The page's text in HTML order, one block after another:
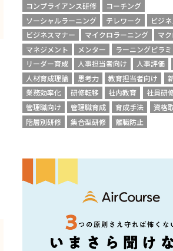
コンプライアンス研修
コーチング
ソーシャルラーニング
テレワーク
ビジ
ビジネスマナー
マイクロラーニング
マ
マネジメント
メンター
ラーニングピラ
リーダー育成
人事担当者向け 人事評価
人材育成理論
思考力 教育担当者向け
業務効率化
研修転移 社内教育
社員研
管理職向け
管理職育成 育成手法
資格
階層別研修
集合型研修 離職防止